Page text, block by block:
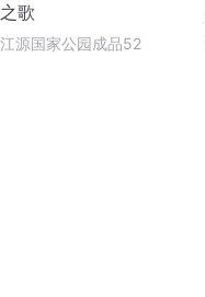
歌
源国家公园成品52